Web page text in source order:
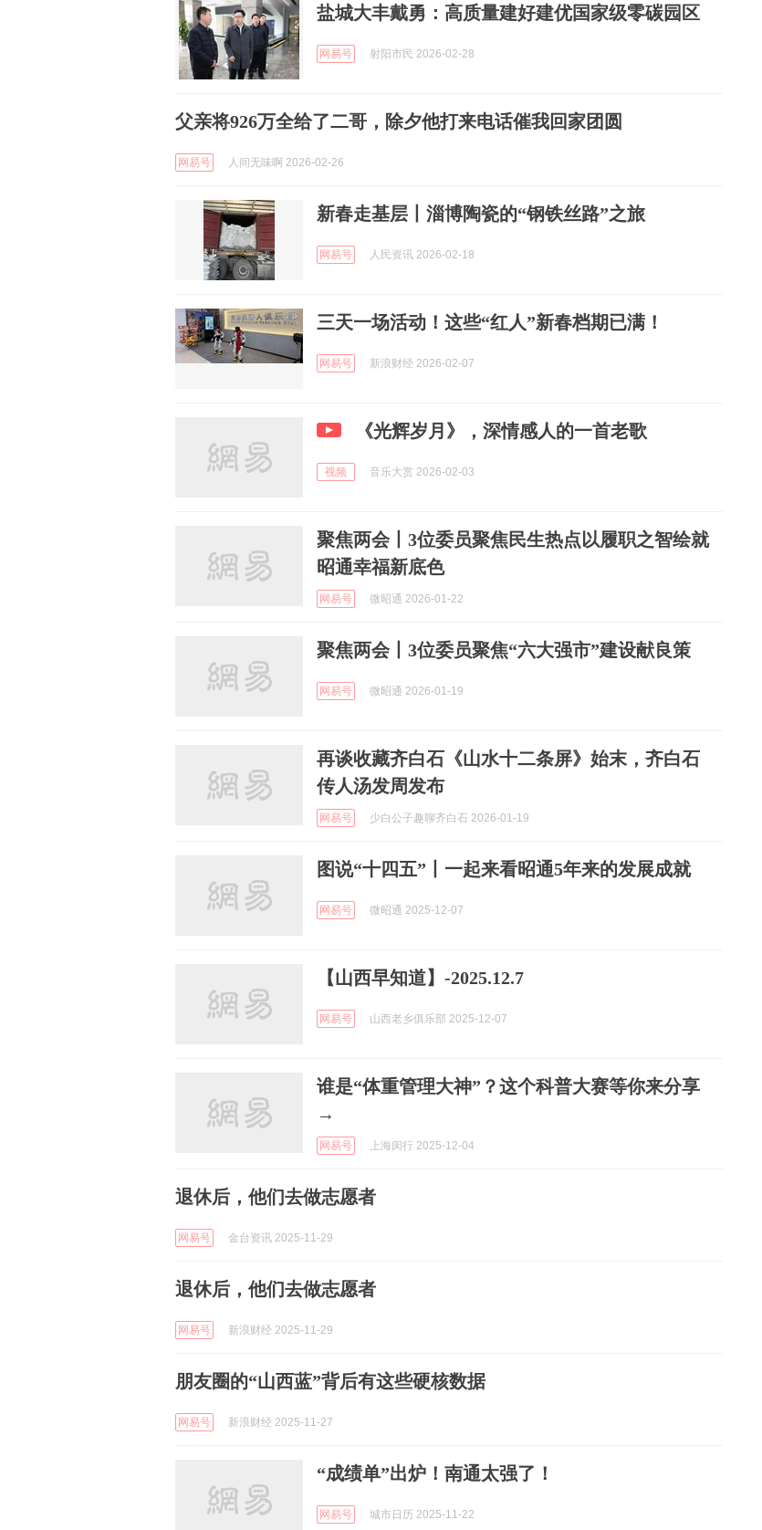
盐城大丰戴勇：高质量建好建优国家级零碳园区
网易号 射阳市民 2026-02-28
父亲将926万全给了二哥，除夕他打来电话催我回家团圆
网易号 人间无味啊 2026-02-26
新春走基层丨淄博陶瓷的“钢铁丝路”之旅
网易号 人民资讯 2026-02-18
三天一场活动！这些“红人”新春档期已满！
网易号 新浪财经 2026-02-07
《光辉岁月》，深情感人的一首老歌
视频 音乐大赏 2026-02-03
聚焦两会丨3位委员聚焦民生热点以履职之智绘就
昭通幸福新底色
网易号 微昭通 2026-01-22
聚焦两会丨3位委员聚焦“六大强市”建设献良策
网易号 微昭通 2026-01-19
再谈收藏齐白石《山水十二条屏》始末，齐白石
传人汤发周发布
网易号 少白公子趣聊齐白石 2026-01-19
图说“十四五”丨一起来看昭通5年来的发展成就
网易号 微昭通 2025-12-07
【山西早知道】-2025.12.7
网易号 山西老乡俱乐部 2025-12-07
谁是“体重管理大神”？这个科普大赛等你来分享
→
网易号 上海闵行 2025-12-04
退休后，他们去做志愿者
网易号 金台资讯 2025-11-29
退休后，他们去做志愿者
网易号 新浪财经 2025-11-29
朋友圈的“山西蓝”背后有这些硬核数据
网易号 新浪财经 2025-11-27
“成绩单”出炉！南通太强了！
网易号 城市日历 2025-11-22